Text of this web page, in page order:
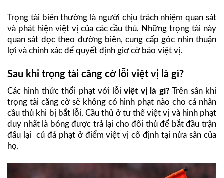
Trọng tài biên thường là người chịu trách nhiệm quan sát
và phát hiện việt vị của các cầu thủ. Những trọng tài này
quan sát dọc theo đường biên, cung cấp góc nhìn thuận
lợi và chính xác để quyết định giơ cờ báo việt vị.
Sau khi trọng tài căng cờ lỗi việt vị là gì?
Các hình thức thổi phạt với lỗiviệt vị là gì?Trên sân khi
trọng tài căng cờ sẽ không có hình phạt nào cho cá nhân
cầu thủ khi bị bắt lỗi. Cầu thủ ở tư thế việt vị và hình phạt
duy nhất là bóng được trả lại cho đối thủ để bắt đầu trận
đấu lại cú đá phạt ở điểm việt vị cố định tại nửa sân của
họ.